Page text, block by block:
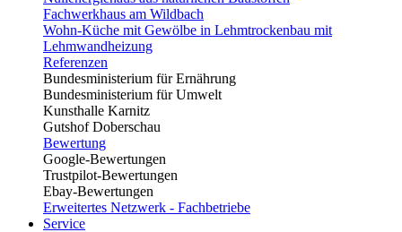
Fachwerkhaus am Wildbach
Wohn-Küche mit Gewölbe in Lehmtrockenbau mit
Lehmwandheizung
Referenzen
Bundesministerium für Ernährung
Bundesministerium für Umwelt
Kunsthalle Karnitz
Gutshof Doberschau
Bewertung
Google-Bewertungen
Trustpilot-Bewertungen
Ebay-Bewertungen
Erweitertes Netzwerk - Fachbetriebe
Service